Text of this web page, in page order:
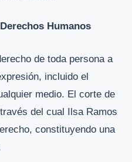
Humanos
de toda persona a
incluido el
medio. El corte de
del cual Ilsa Ramos
constituyendo una